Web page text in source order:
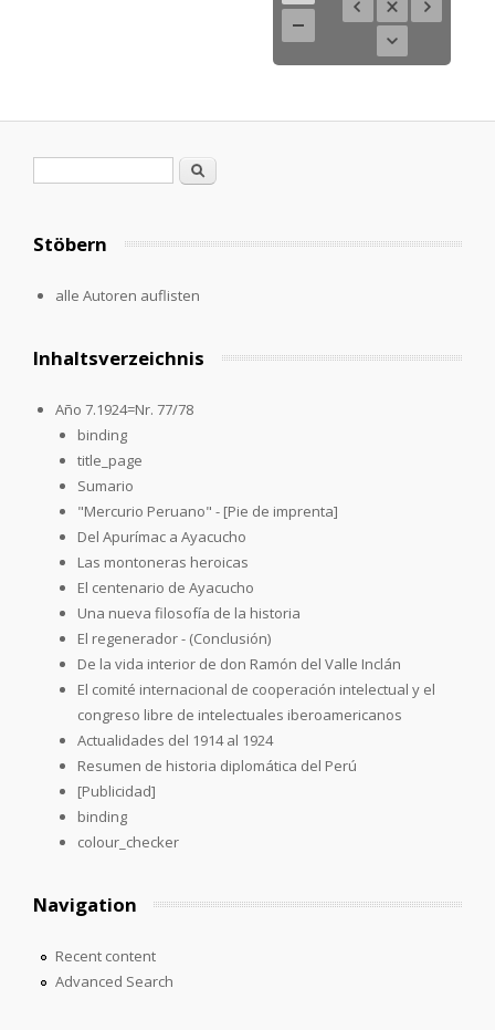
Search
Stöbern
alle Autoren auflisten
Inhaltsverzeichnis
Año 7.1924=Nr. 77/78
binding
title_page
Sumario
"Mercurio Peruano" - [Pie de imprenta]
Del Apurímac a Ayacucho
Las montoneras heroicas
El centenario de Ayacucho
Una nueva filosofía de la historia
El regenerador - (Conclusión)
De la vida interior de don Ramón del Valle Inclán
El comité internacional de cooperación intelectual y el
congreso libre de intelectuales iberoamericanos
Actualidades del 1914 al 1924
Resumen de historia diplomática del Perú
[Publicidad]
binding
colour_checker
Navigation
Recent content
Advanced Search